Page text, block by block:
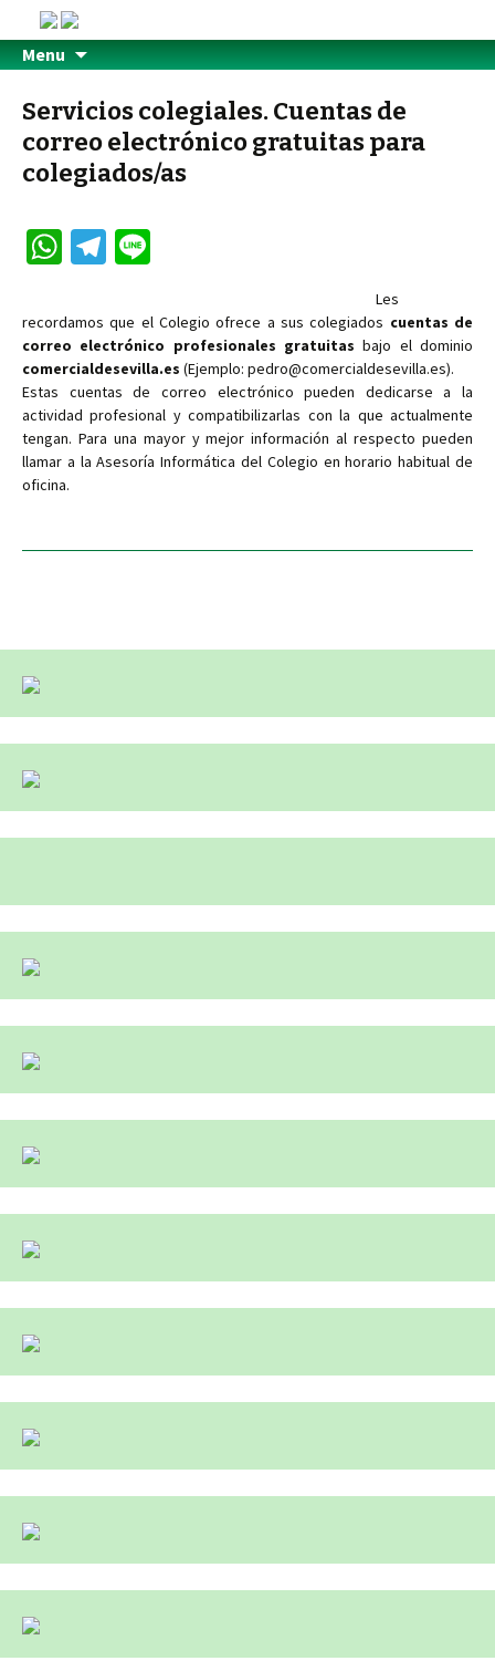
Menu
Servicios colegiales. Cuentas de
correo electrónico gratuitas para
colegiados/as
W
at
sA
p
p
Te
gr
a
m
e
Les
recordamos que el Colegio ofrece a sus colegiados cuentas de
correo electrónico profesionales gratuitas bajo el dominio
comercialdesevilla.es (Ejemplo: pedro@comercialdesevilla.es).
Estas cuentas de correo electrónico pueden dedicarse a la
actividad profesional y compatibilizarlas con la que actualmente
tengan. Para una mayor y mejor información al respecto pueden
llamar a la Asesoría Informática del Colegio en horario habitual de
oficina.